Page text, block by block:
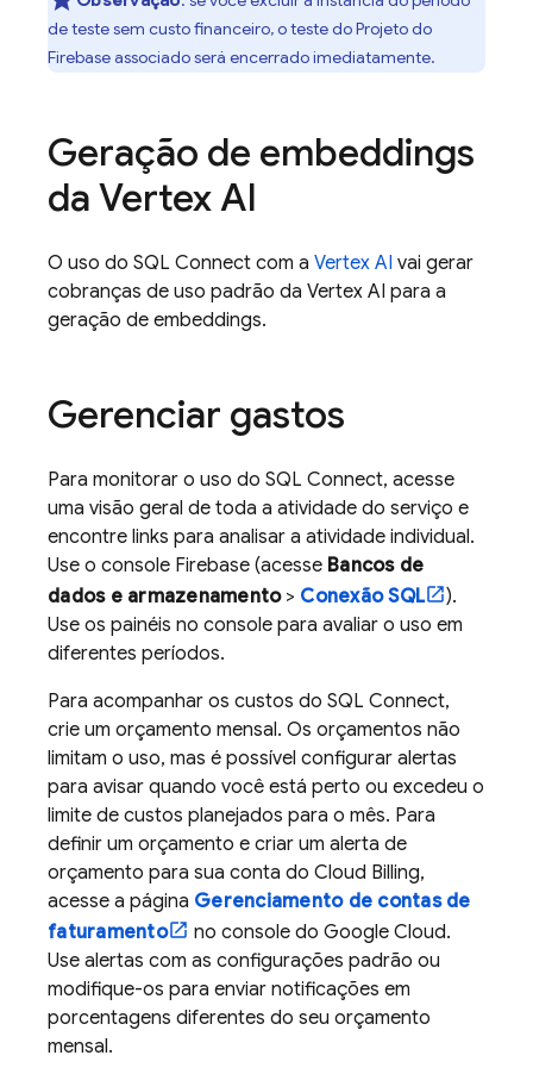
de teste sem custo financeiro, o teste do Projeto do
Firebase associado será encerrado imediatamente.
Geração de embeddings
da Vertex AI
O uso do SQL Connect com a Vertex AI vai gerar
cobranças de uso padrão da Vertex AI para a
geração de embeddings.
Gerenciar gastos
Para monitorar o uso do SQL Connect, acesse
uma visão geral de toda a atividade do serviço e
encontre links para analisar a atividade individual.
Use o console Firebase (acesse Bancos de
dados e armazenamento> Conexão SQL
).
Use os painéis no console para avaliar o uso em
diferentes períodos.
Para acompanhar os custos do SQL Connect,
crie um orçamento mensal. Os orçamentos não
limitam o uso, mas é possível configurar alertas
para avisar quando você está perto ou excedeu o
limite de custos planejados para o mês. Para
definir um orçamento e criar um alerta de
orçamento para sua conta do Cloud Billing,
acesse a página Gerenciamento de contas de
faturamento
no console do Google Cloud.
Use alertas com as configurações padrão ou
modifique-os para enviar notificações em
porcentagens diferentes do seu orçamento
mensal.